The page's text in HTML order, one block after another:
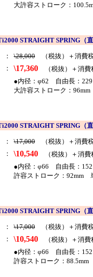
大許容ストローク：
STRAIGHT SPRING
： \28,000 （税抜）＋消費
： \17,360 （税抜）＋消費
●内径：φ62 自由長：
大許容ストローク：
STRAIGHT SPRING
： \17,000 （税抜）＋消費
： \10,540 （税抜）＋消費
●内径：φ66 自由長：
許容ストローク：92mm
STRAIGHT SPRING
： \17,000 （税抜）＋消費
： \10,540 （税抜）＋消費
●内径：φ66 自由長：
許容ストローク：